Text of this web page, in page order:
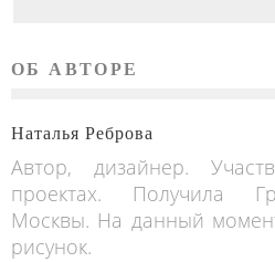
ОБ АВТОРЕ
Наталья Реброва
Автор, дизайнер.
проектах. Получила
Москвы. На данный
рисунок.